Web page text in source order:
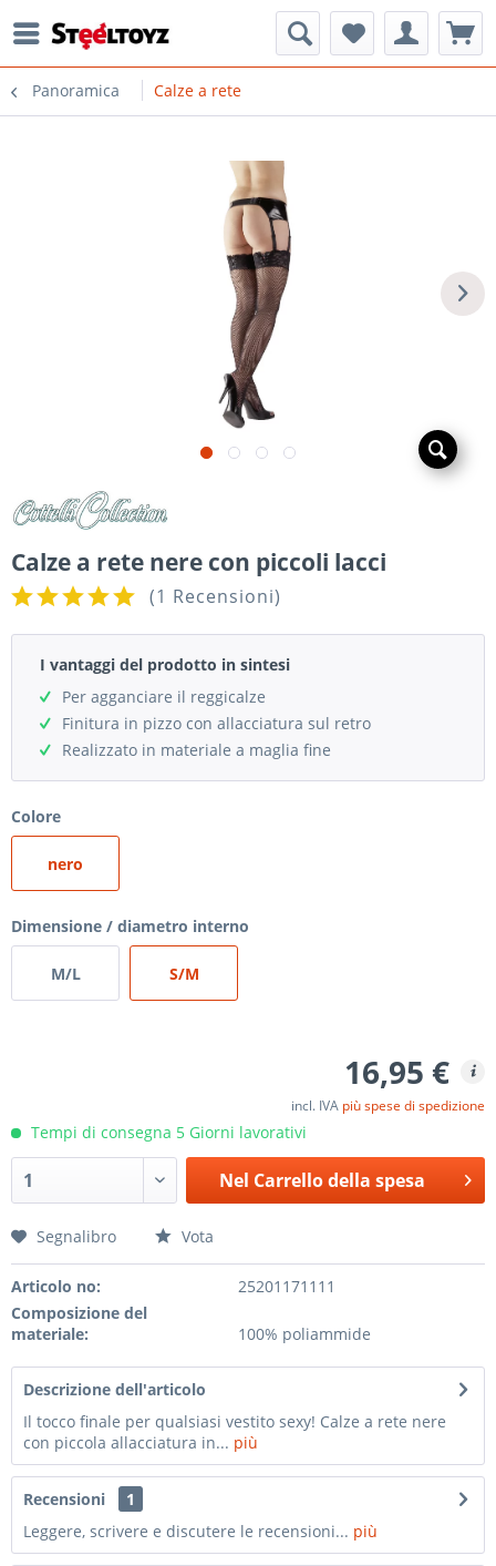
Panoramica Calze a rete
Calze a rete nere con piccoli lacci
(1 Recensioni)
I vantaggi del prodotto in sintesi
Per agganciare il reggicalze
Finitura in pizzo con allacciatura sul retro
Realizzato in materiale a maglia fine
Colore
nero
Dimensione / diametro interno
M/L S/M
16,95 €
incl. IVA più spese di spedizione
Tempi di consegna 5 Giorni lavorativi
Nel Carrello della spesa
Segnalibro Vota
Articolo no:
25201171111
Composizione del
materiale:
100% poliammide
Descrizione dell'articolo
Il tocco finale per qualsiasi vestito sexy! Calze a rete nere
con piccola allacciatura in... più
Recensioni
1
Leggere, scrivere e discutere le recensioni... più